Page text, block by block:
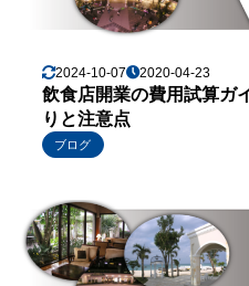
2024-10-07 2020-04-23
飲食店開業の費用試算ガ
りと注意点
ブログ